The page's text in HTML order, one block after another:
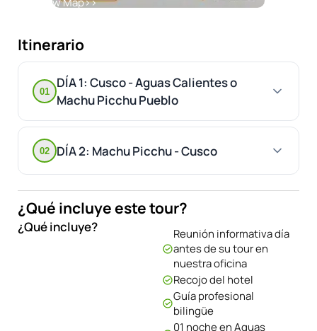
Itinerario
01
DÍA 1: Cusco - Aguas Calientes o
Machu Picchu Pueblo
02 DÍA 2: Machu Picchu - Cusco
¿Qué incluye este tour?
¿Qué incluye?
Reunión informativa día
antes de su tour en
nuestra oficina
Recojo del hotel
Guía profesional
bilingüe
01 noche en Aguas